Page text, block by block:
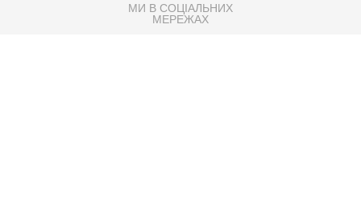
МИ В СОЦІАЛЬНИХ
МЕРЕЖАХ